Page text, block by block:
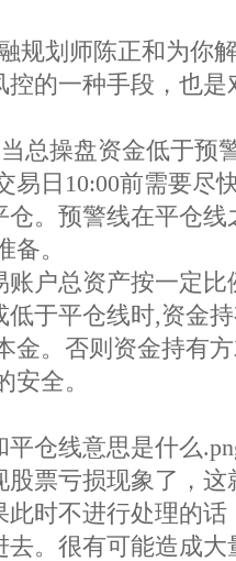
划师陈正和为你
的一种手段，也是
操盘资金低于预
易日10:00前需要尽
仓。预警线在平仓
。
户总资产按一定比
于平仓线时,资金
金。否则资金持有
安全。
仓线意思是什么
票亏损现象了，这
时不进行处理的
。很有可能造成